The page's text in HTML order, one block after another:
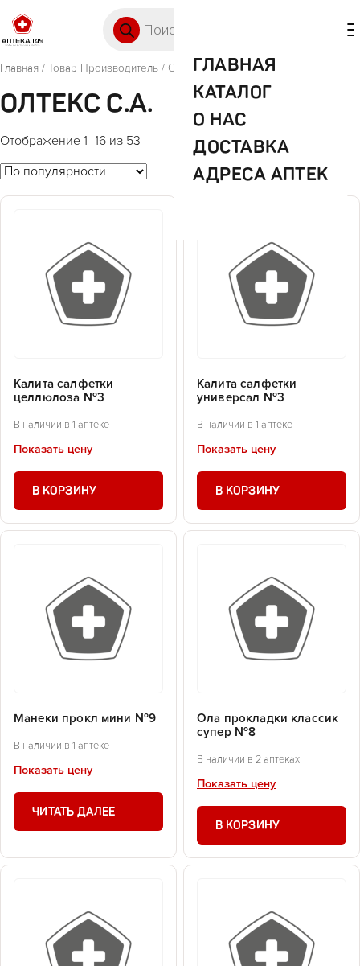
ГЛАВНАЯ
КАТАЛОГ
О НАС
ДОСТАВКА
АДРЕСА АПТЕК
Главная / Товар Производитель / ОЛТЕКС С.А.
ОЛТЕКС С.А.
Отображение 1–16 из 53
Калита салфетки
целлюлоза №3
В наличии в 1 аптеке
Показать цену
В КОРЗИНУ
Калита салфетки
универсал №3
В наличии в 1 аптеке
Показать цену
В КОРЗИНУ
Манеки прокл мини №9
В наличии в 1 аптеке
Показать цену
ЧИТАТЬ ДАЛЕЕ
Ола прокладки классик
супер №8
В наличии в 2 аптеках
Показать цену
В КОРЗИНУ